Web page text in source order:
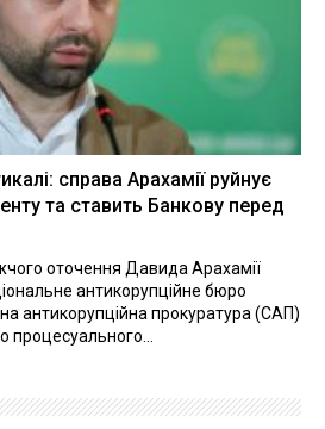
справа Арахамії руйнує
та ставить Банкову перед
оточення Давида Арахамії
антикорупційне бюро
антикорупційна прокуратура (САП)
процесуального...